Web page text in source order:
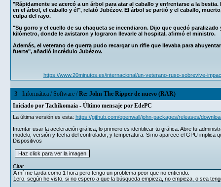
"Rápidamente se acercó a un árbol para atar al caballo y enfrentarse a la
en el árbol, el caballo y él", relató Jubézov. El árbol se partió y el caballo,
culpa del rayo.
"Su gorro y el cuello de su chaqueta se incendiaron. Dijo que quedó
kilómetro, donde le avistaron y lograron llevarle al hospital, afirmó el ministro.
Además, el veterano de guerra pudo recargar un rifle que llevaba para
fuerte", añadió incrédulo Jubézov.
https://www.20minutos.es/internacional/un-veterano-ruso-sobrevive-
3 Informática /Software /Re: John The Ripper de nuevo (RAR)
Iniciado por Tachikomaia- Último mensaje por EdePC
La última versión es esta: https://github.com/openwall/john-packages/releases/
Intentar usar la aceleración gráfica, lo primero es identificar tu gráfica. Abre tu
modelo, versión y fecha del controlador, y temperatura. Si no aparece el GPU implica
Dispositivos
Citar
A mí me tarda como 1 hora pero tengo un problema peor que no entiendo.
1ero, según he visto, si no espero a que la búsqueda empieza, no empieza, o sea